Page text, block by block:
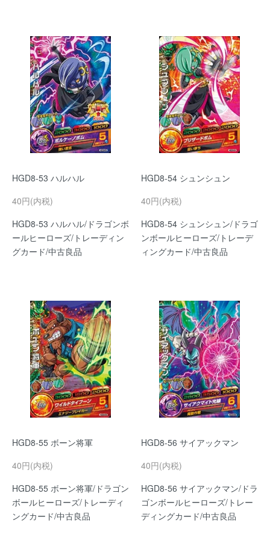
HGD8-53 ハルハル
40円(内税)
HGD8-53 ハルハル/ドラゴンボ
ールヒーローズ/トレーディン
グカード/中古良品
HGD8-54 シュンシュン
40円(内税)
HGD8-54 シュンシュン/ドラゴ
ンボールヒーローズ/トレーデ
ィングカード/中古良品
HGD8-55 ボーン将軍
40円(内税)
HGD8-55 ボーン将軍/ドラゴン
ボールヒーローズ/トレーディ
ングカード/中古良品
HGD8-56 サイアックマン
40円(内税)
HGD8-56 サイアックマン/ドラ
ゴンボールヒーローズ/トレー
ディングカード/中古良品